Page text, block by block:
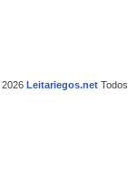
Leitariegos.netTodos